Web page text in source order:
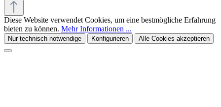
Diese Website verwendet Cookies, um eine bestmögliche Erfahrung
bieten zu können. Mehr Informationen ...
Nur technisch notwendige Konfigurieren Alle Cookies akzeptieren